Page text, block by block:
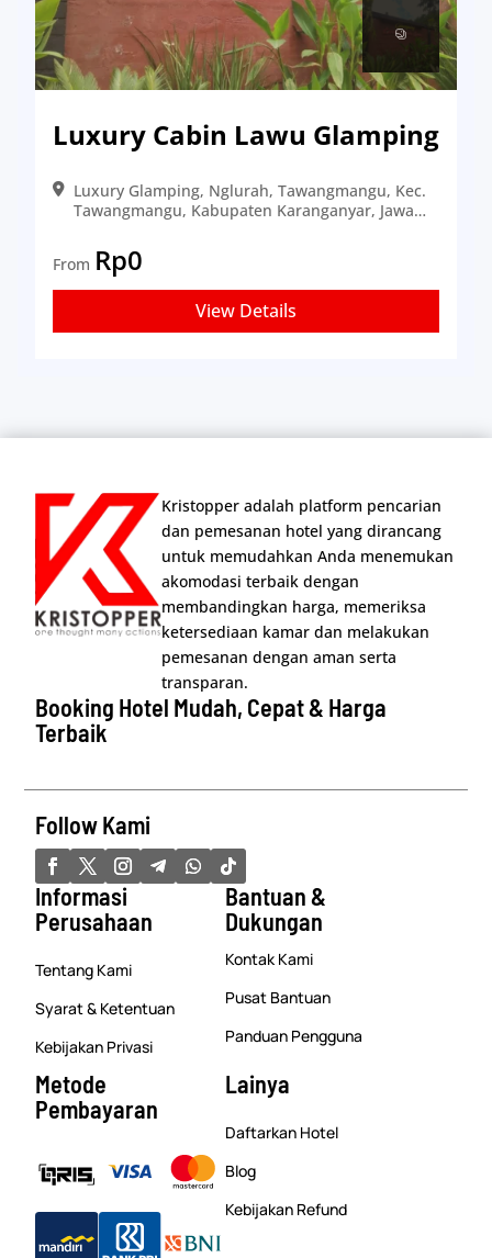
Luxury Cabin Lawu Glamping
Luxury Glamping, Nglurah, Tawangmangu, Kec.
Tawangmangu, Kabupaten Karanganyar, Jawa
From Rp0
View Details
Kristopper adalah platform pencarian
dan pemesanan hotel yang dirancang
untuk memudahkan Anda menemukan
akomodasi terbaik dengan
membandingkan harga, memeriksa
ketersediaan kamar dan melakukan
pemesanan dengan aman serta
transparan.
Booking Hotel Mudah, Cepat & Harga
Terbaik
Follow Kami
Informasi
Perusahaan
Tentang Kami
Syarat & Ketentuan
Kebijakan Privasi
Bantuan &
Dukungan
Kontak Kami
Pusat Bantuan
Panduan Pengguna
Metode
Pembayaran
Lainya
Daftarkan Hotel
Blog
Kebijakan Refund